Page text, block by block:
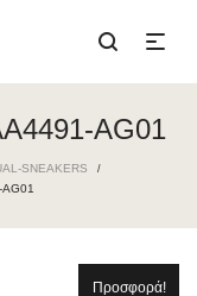
AG01
SNEAKERS /
Προσφορά!